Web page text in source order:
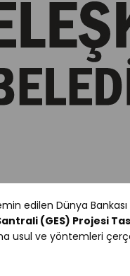
edilen Dünya
(GES) Projesi
usul ve yöntemleri